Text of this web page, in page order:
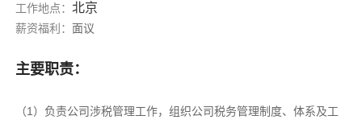
工作地点：北京
薪资福利：面议
主要职责：
（1）负责公司涉税管理工作，组织公司税务管理制度、体系及工